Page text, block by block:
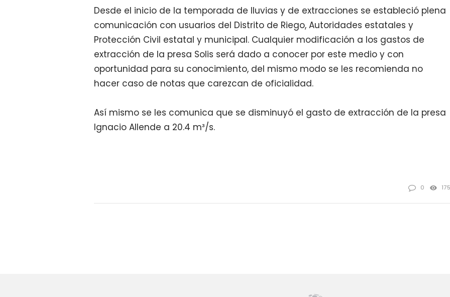
Desde el inicio de la temporada de lluvias y de extracciones se estableció plena
comunicación con usuarios del Distrito de Riego, Autoridades estatales y
Protección Civil estatal y municipal. Cualquier modificación a los gastos de
extracción de la presa Solis será dado a conocer por este medio y con
oportunidad para su conocimiento, del mismo modo se les recomienda no
hacer caso de notas que carezcan de oficialidad.
Así mismo se les comunica que se disminuyó el gasto de extracción de la presa
Ignacio Allende a 20.4 m³/s.
0 175